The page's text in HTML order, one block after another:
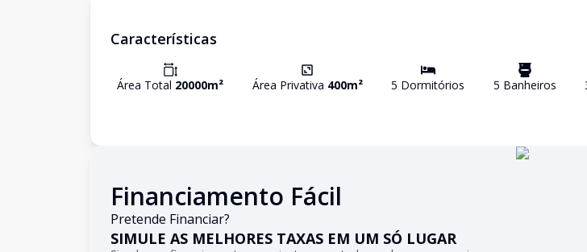
Características
Área Total 20000m² Área Privativa 400m² 5 Dormitórios 5 Banheiros
Financiamento Fácil
Pretende Financiar?
SIMULE AS MELHORES TAXAS EM UM SÓ LUGAR